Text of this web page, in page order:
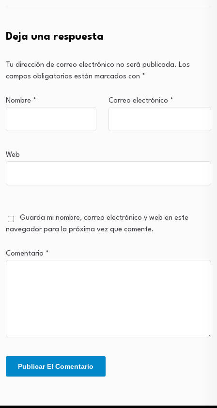
Deja una respuesta
Tu dirección de correo electrónico no será publicada. Los
campos obligatorios están marcados con *
Nombre * Correo electrónico *
Web
Guarda mi nombre, correo electrónico y web en este
navegador para la próxima vez que comente.
Comentario *